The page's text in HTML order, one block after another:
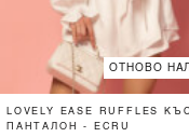
ОТНОВО
LOVELY EASE RUFFLES КЪС
ПАНТАЛОН - ECRU